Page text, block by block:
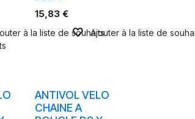
à la liste de souhaits
15,83 €
Ajouter à la liste de
ANTIVOL VELO
CHAINE A